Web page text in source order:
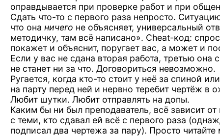
оправдывается при проверке работ и при
Сдать что-то с первого раза непросто.
что она ничего не объясняет, универсальный
методичку, там всё написано». Cheat-код:
покажет и объяснит, поругает вас, а может и
Если у вас не сдана вторая работа, третью она
не станет ни за что. Договориться невозможно.
Ругается, когда кто-то стоит у неё за спиной
на парту перед ней и нервно теребит чертёж в
Любит шутки. Любит отправлять на допы.
Каким бы ни был преподаватель, всё зависит
с теми, кто сдавал ей всё с первого раза
подписал два чертежа за пару). Просто читайте